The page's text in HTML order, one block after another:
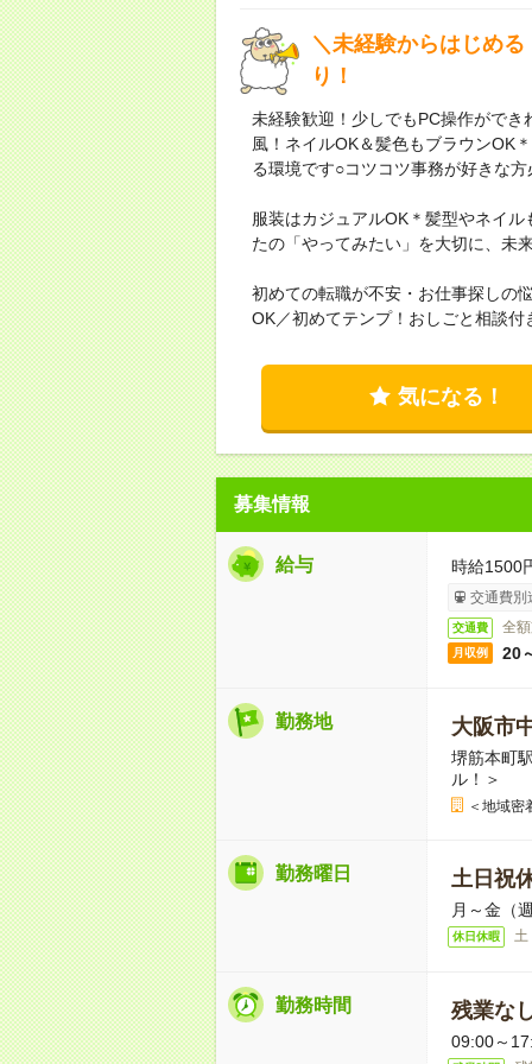
＼未経験からはじめ
り！
未経験歓迎！少しでもPC操作がで
風！ネイルOK＆髪色もブラウンOK
る環境です○コツコツ事務が好きな
服装はカジュアルOK＊髪型やネイ
たの「やってみたい」を大切に、未
初めての転職が不安・お仕事探しの
OK／初めてテンプ！おしごと相談付
気になる！
募集情報
給与 時給1500
交通費別
交通費 全
月収例 20
勤務地 大阪市
堺筋本町
ル！＞
＜地域
勤務曜日 土日祝
月～金（
休日休暇 土
勤務時間 残業な
09:00～